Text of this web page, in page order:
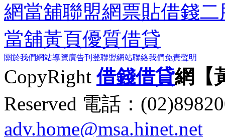
網當舖聯盟網票貼借錢二
當舖黃頁優質借貸
關於我們網站導覽廣告刊登聯盟網站聯絡我們免責聲明
CopyRight借錢借貸網【
Reserved 電話：
adv.home@msa.hinet.net